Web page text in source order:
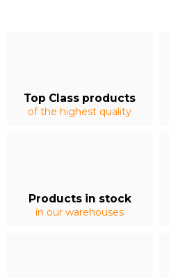
Top Class products
of the highest quality
Products in stock
in our warehouses